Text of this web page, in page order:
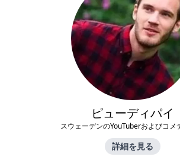
ピューディパイ
スウェーデンのYouTuberおよびコメ
詳細を見る